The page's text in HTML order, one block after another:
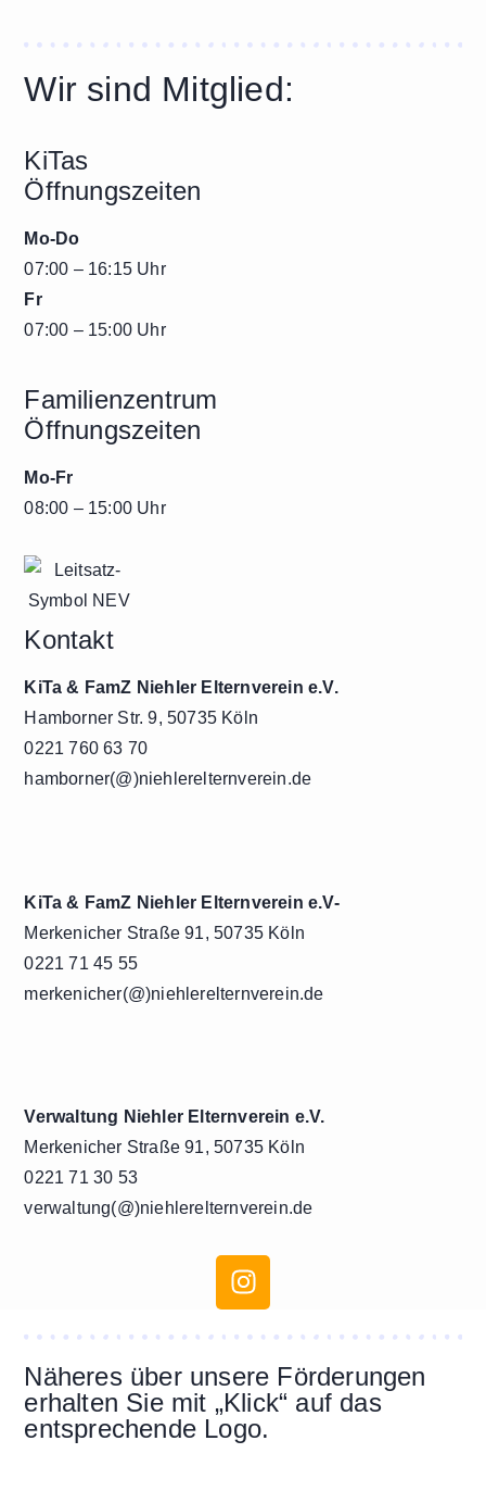
Wir sind Mitglied:
KiTas
Öffnungszeiten
Mo-Do
07:00 – 16:15 Uhr
Fr
07:00 – 15:00 Uhr
Familienzentrum
Öffnungszeiten
Mo-Fr
08:00 – 15:00 Uhr
Kontakt
KiTa & FamZ Niehler Elternverein e.V.
Hamborner Str. 9, 50735 Köln
0221 760 63 70
hamborner(@)niehlerelternverein.de
KiTa & FamZ Niehler Elternverein e.V-
Merkenicher Straße 91, 50735 Köln
0221 71 45 55
merkenicher(@)niehlerelternverein.de
Verwaltung Niehler Elternverein e.V.
Merkenicher Straße 91, 50735 Köln
0221 71 30 53
verwaltung(@)niehlerelternverein.de
Näheres über unsere Förderungen
erhalten Sie mit „Klick“ auf das
entsprechende Logo.